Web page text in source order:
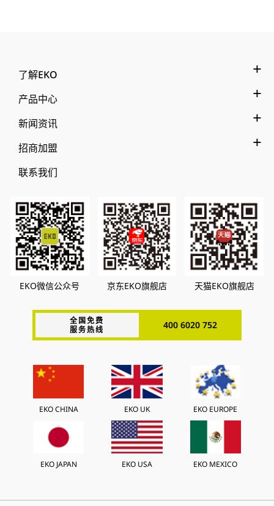
了解EKO
产品中心
新闻资讯
招商加盟
联系我们
EKO微信公众号 京东EKO旗舰店 天猫EKO旗舰店
全国免费
服务热线
400 6020 752
EKO CHINA EKO UK EKO EUROPE
EKO JAPAN EKO USA EKO MEXICO